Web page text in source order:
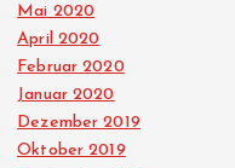
Mai 2020
April 2020
Februar 2020
Januar 2020
Dezember 2019
Oktober 2019